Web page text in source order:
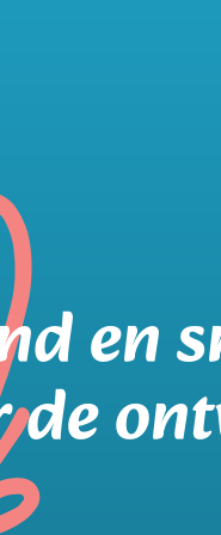
en
de